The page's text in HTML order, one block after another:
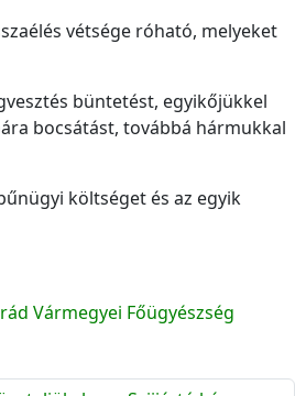
vétsége róható, melyeket
büntetést, egyikőjükkel
bocsátást, továbbá hármukkal
költséget és az egyik
Vármegyei Főügyészség